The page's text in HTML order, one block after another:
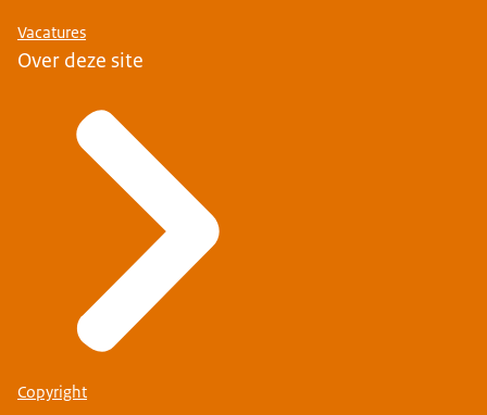
Vacatures
Over deze site
Copyright